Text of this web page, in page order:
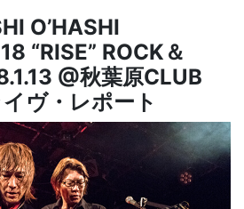
O’HASHI
“RISE” ROCK＆
@秋葉原CLUB
ヴ・レポート